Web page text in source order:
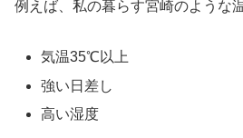
例えば、私の暮らす宮崎のような
気温35℃以上
強い日差し
高い湿度